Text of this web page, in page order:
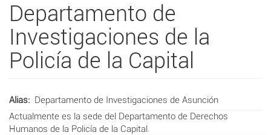
Departamento de
Investigaciones de la
Policía de la Capital
Alias
Departamento de Investigaciones de Asunción
Actualmente es la sede del Departamento de Derechos
Humanos de la Policía de la Capital.